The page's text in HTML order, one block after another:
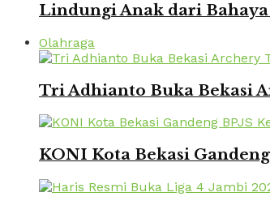
Lindungi Anak dari
Olahraga
Tri Adhianto Buka Bekasi
KONI Kota Bekasi